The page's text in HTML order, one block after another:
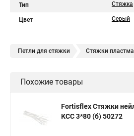
Тип Стяжка
Цвет Серый
Петли для стяжки Стяжки
Стяжки зажим Хомут стяжка
Стяжка alt Хомуты стяжки труб
Похожие товары
Fortisflex Стяжки
КСС 3*80 (б) 50272